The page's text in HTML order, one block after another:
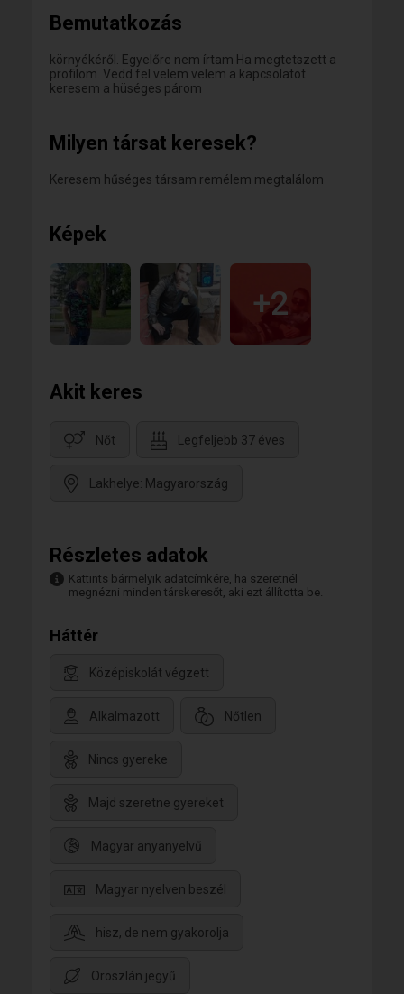
Bemutatkozás
környékéről. Egyelőre nem írtam Ha megtetszett a
profilom. Vedd fel velem velem a kapcsolatot
keresem a hüséges párom
Milyen társat keresek?
Keresem hűséges társam remélem megtalálom
Képek
+2
Akit keres
Nőt Legfeljebb 37 éves
Lakhelye: Magyarország
Részletes adatok
Kattints bármelyik adatcímkére, ha szeretnél
megnézni minden társkeresőt, aki ezt állította be.
Háttér
Középiskolát végzett
Alkalmazott Nőtlen
Nincs gyereke
Majd szeretne gyereket
Magyar anyanyelvű
Magyar nyelven beszél
hisz, de nem gyakorolja
Oroszlán jegyű